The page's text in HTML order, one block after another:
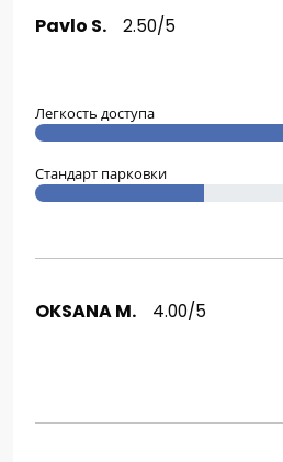
Pavlo S. 2.50/5
Легкость доступа
Стандарт парковки
OKSANA M. 4.00/5